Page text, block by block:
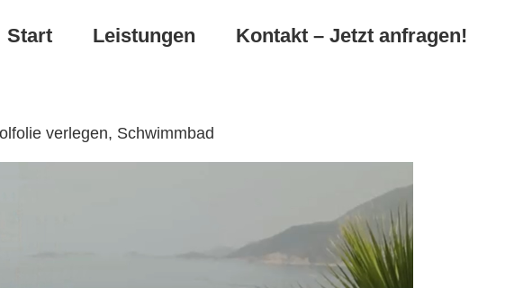
Start Leistungen Kontakt – Jetzt anfragen!
verlegen, Schwimmbad